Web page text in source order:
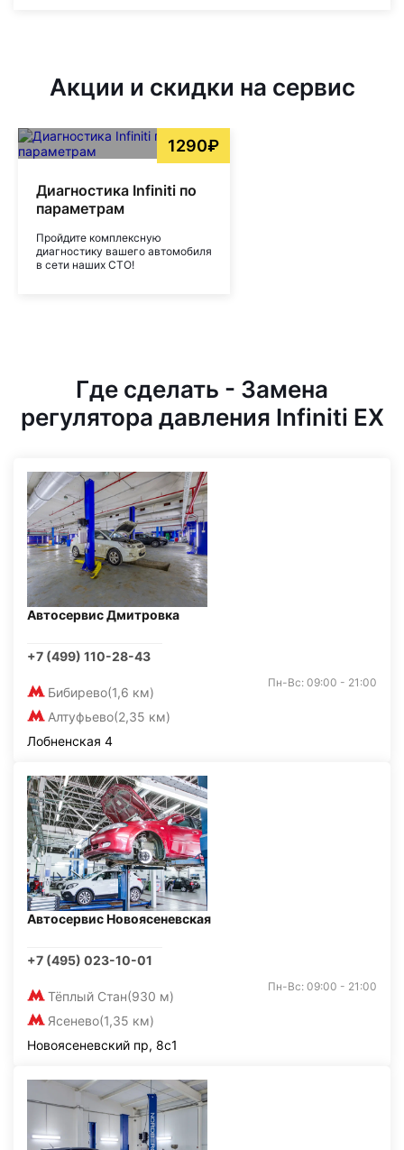
Акции и скидки на сервис
1290₽
Диагностика Infiniti по
параметрам
Пройдите комплексную
диагностику вашего автомобиля
в сети наших СТО!
Где сделать - Замена
регулятора давления Infiniti EX
Автосервис Дмитровка
+7 (499) 110-28-43
Бибирево(1,6 км)
Алтуфьево(2,35 км)
Пн-Вс: 09:00 - 21:00
Лобненская 4
Автосервис Новоясеневская
+7 (495) 023-10-01
Тёплый Стан(930 м)
Ясенево(1,35 км)
Пн-Вс: 09:00 - 21:00
Новоясеневский пр, 8с1